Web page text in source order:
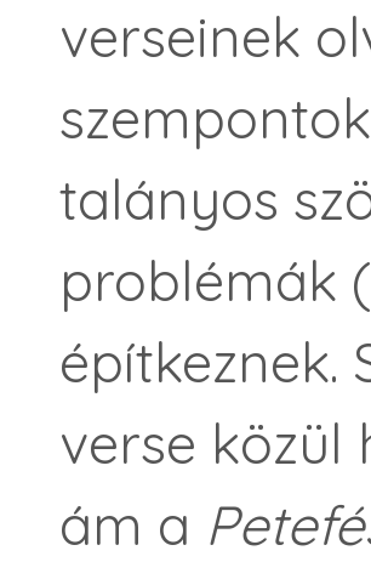
verseinek
talányos
problémák
építkeznek.
verse közül
ám a